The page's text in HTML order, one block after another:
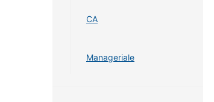
CA
Manageriale